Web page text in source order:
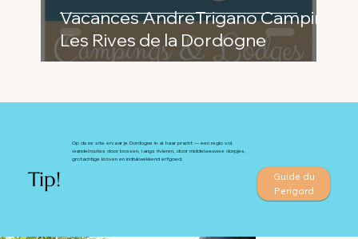
Vacances AndreTrigano Camping
Les Rives de la Dordogne
Tip!
Op deze site ervaar je Dordogne in al haar pracht — een regio vol
wandelroutes door bossen, langs rivieren, door middeleeuwse dorpjes,
grotachtige kloven en indrukwekkend erfgoed.
Guide du
Perigord